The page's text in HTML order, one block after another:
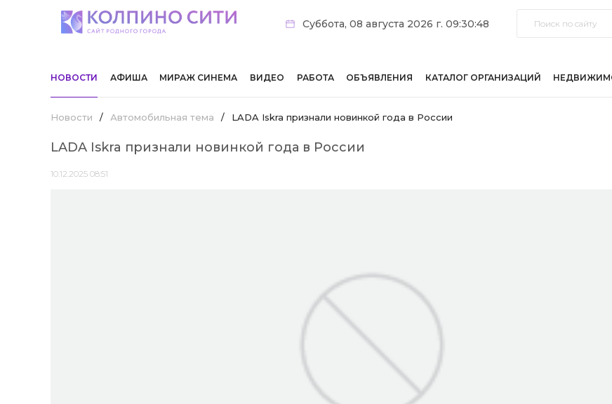
Суббота, 08 августа 2026 г. 09:30:48
НОВОСТИ АФИША МИРАЖ СИНЕМА ВИДЕО РАБОТА ОБЪЯВЛЕНИЯ КАТАЛОГ ОРГАНИЗАЦИЙ
Новости / Автомобильная тема / LADA Iskra признали новинкой года в России
LADA Iskra признали новинкой года в России
10.12.2025 08:51